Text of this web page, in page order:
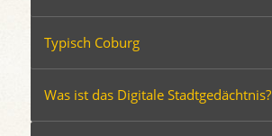
Typisch Coburg
Was ist das Digitale Stadtgedächtnis?